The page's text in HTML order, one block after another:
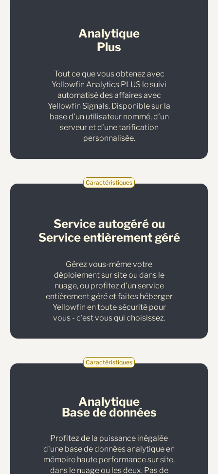
Analytique
Plus
Tout ce que vous obtenez avec
Yellowfin Analytics PLUS le suivi
automatisé des affaires avec
Yellowfin Signals. Disponible sur la
base d'un utilisateur nommé, d'un
serveur et d'une tarification
personnalisée.
Caractéristiques
Service autogéré ou
Service entièrement géré
Gérez vous-même votre
déploiement sur site ou dans le
nuage, ou profitez d'un service
entièrement géré et faites héberger
Yellowfin en toute sécurité pour
vous - c'est vous qui choisissez.
Caractéristiques
Analytique
Base de données
Profitez de la puissance inégalée
d'une base de données analytique en
mémoire haute performance sur site,
dans le nuage ou les deux. Pas de